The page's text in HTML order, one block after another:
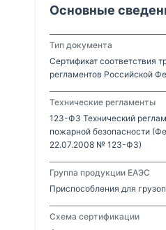
0,2 до 0,5 мм, выпускаемые по ТУ 20.30.22-110-
покрытие на основе
повышенной механической
стойкостью к химической
Основные
Тип документа
Сертификат соответствия
регламентов Российской
Технические регламенты
123-ФЗ Технический
пожарной безопасности
22.07.2008 № 123-ФЗ)
Группа продукции ЕАЭС
Приспособления для
Схема сертификации